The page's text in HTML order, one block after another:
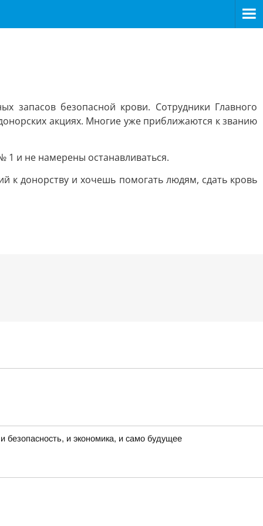
запасов безопасной крови. Сотрудники Главного
акциях. Многие уже приближаются к званию
1 и не намерены останавливаться.
к донорству и хочешь помогать людям, сдать кровь
безопасность, и экономика, и само будущее